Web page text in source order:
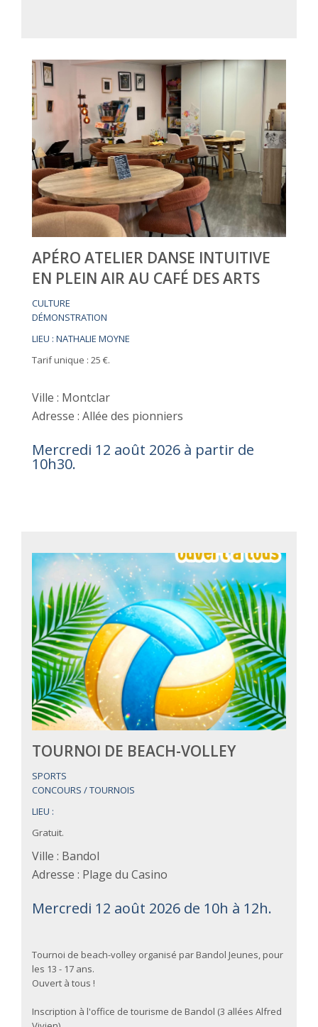
APÉRO ATELIER DANSE INTUITIVE
EN PLEIN AIR AU CAFÉ DES ARTS
CULTURE
DÉMONSTRATION
LIEU : NATHALIE MOYNE
Tarif unique : 25 €.
Ville : Montclar
Adresse : Allée des pionniers
Mercredi 12 août 2026 à partir de
10h30.
TOURNOI DE BEACH-VOLLEY
SPORTS
CONCOURS / TOURNOIS
LIEU :
Gratuit.
Ville : Bandol
Adresse : Plage du Casino
Mercredi 12 août 2026 de 10h à 12h.
Tournoi de beach-volley organisé par Bandol Jeunes, pour
les 13 - 17 ans.
Ouvert à tous !
Inscription à l'office de tourisme de Bandol (3 allées Alfred